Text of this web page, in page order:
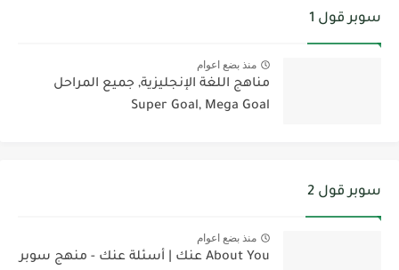
سوبر قول 1
منذ بضع اعوام
مناهج اللغة الإنجليزية, جميع المراحل
Super Goal, Mega Goal
سوبر قول 2
منذ بضع اعوام
About You عنك | أسئلة عنك - منهج سوبر